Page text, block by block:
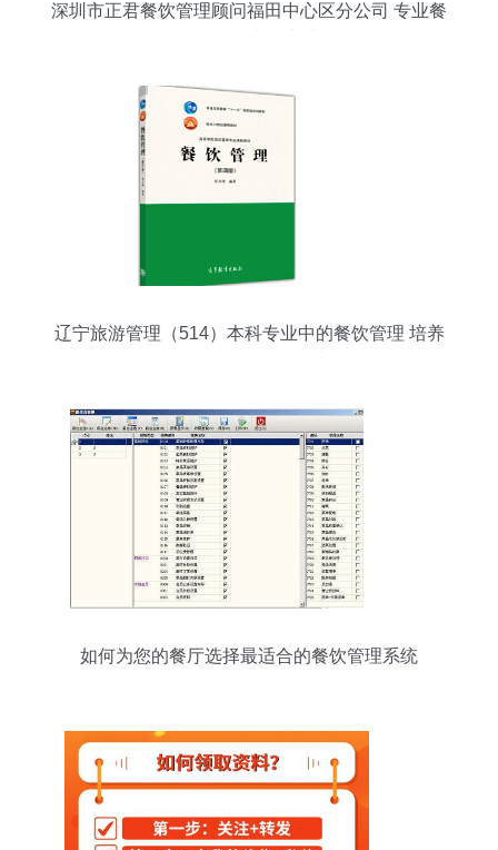
深圳市正君餐饮管理顾问福田中心区分公司 专业餐
辽宁旅游管理（514）本科专业中的餐饮管理 培养
如何为您的餐厅选择最适合的餐饮管理系统